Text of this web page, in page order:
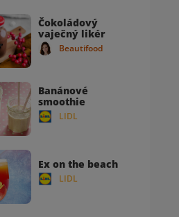
Čokoládový
vaječný likér
Beautifood
Banánové
smoothie
LIDL
Ex on the beach
LIDL